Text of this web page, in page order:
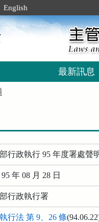
English
最新訊息
行政執行 95 年度署處聲
年 08 月 28 日
行政執行署
行法 第 9、26 條